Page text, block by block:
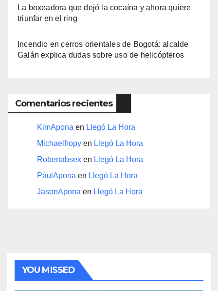
La boxeadora que dejó la cocaína y ahora quiere
triunfar en el ring​
Incendio en cerros orientales de Bogotá: alcalde
Galán explica dudas sobre uso de helicópteros
Comentarios recientes
KimApona en Llegó La Hora
Michaelfropy en Llegó La Hora
Robertabsex en Llegó La Hora
PaulApona en Llegó La Hora
JasonApona en Llegó La Hora
YOU MISSED